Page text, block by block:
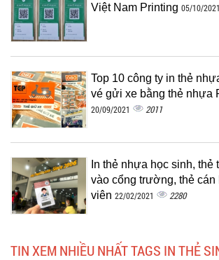
Việt Nam Printing 05/10/2021
Top 10 công ty in thẻ
vé gửi xe bằng thẻ nhựa
20/09/2021 2011
In thẻ nhựa học sinh, thẻ
vào cổng trường, thẻ cán
viên 22/02/2021 2280
TIN XEM NHIỀU NHẤT TAGS IN THẺ